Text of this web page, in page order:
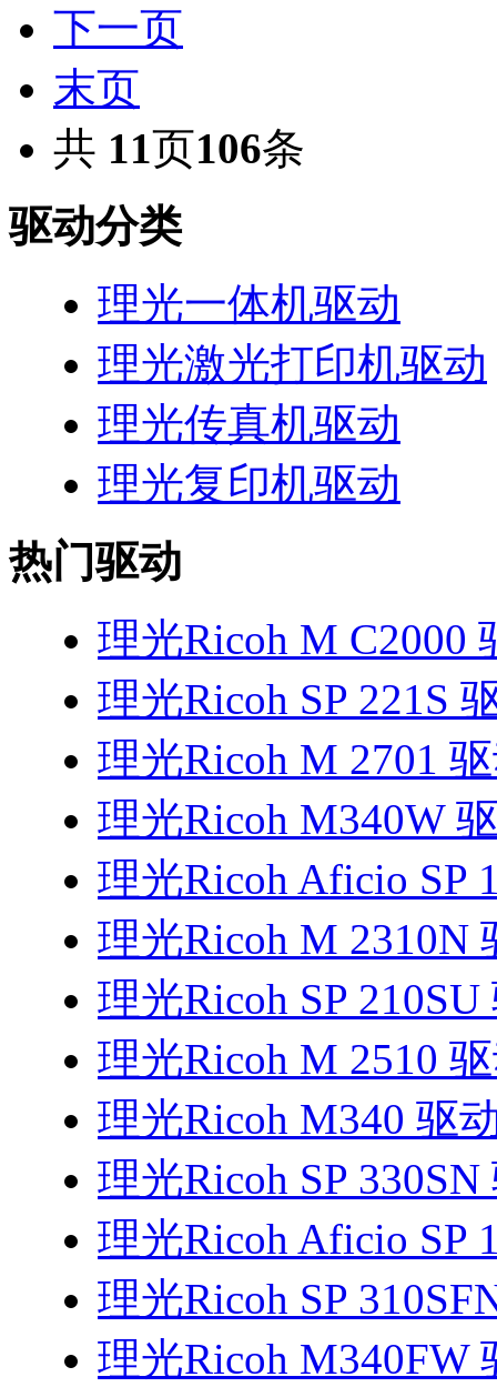
下一页
末页
共 11页106条
驱动分类
理光一体机驱动
理光激光打印机驱动
理光传真机驱动
理光复印机驱动
热门驱动
理光Ricoh M C2000
理光Ricoh SP 221S
理光Ricoh M 2701
理光Ricoh M340W
理光Ricoh Aficio SP
理光Ricoh M 2310N
理光Ricoh SP 210SU
理光Ricoh M 2510
理光Ricoh M340 驱
理光Ricoh SP 330SN
理光Ricoh Aficio SP
理光Ricoh SP
理光Ricoh M340FW